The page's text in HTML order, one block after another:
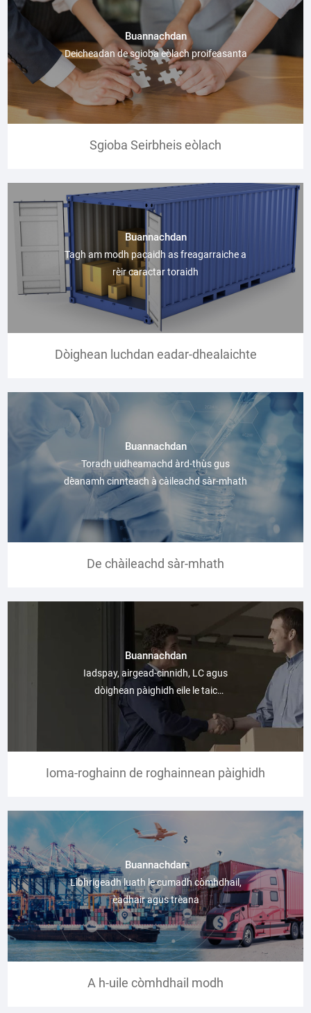
Buannachdan
Deicheadan de sgioba eòlach proifeasanta
Sgioba Seirbheis eòlach
Buannachdan
Tagh am modh pacaidh as freagarraiche a
rèir caractar toraidh
Dòighean luchdan eadar-dhealaichte
Buannachdan
Toradh uidheamachd àrd-thùs gus
dèanamh cinnteach à càileachd sàr-mhath
De chàileachd sàr-mhath
Buannachdan
Iadspay, airgead-cinnidh, LC agus
dòighean pàighidh eile le taic
cruinneachaidh ioma-airgead
Ioma-roghainn de roghainnean pàighidh
Buannachdan
Lìbhrigeadh luath le cumadh còmhdhail,
èadhair agus trèana
A h-uile còmhdhail modh